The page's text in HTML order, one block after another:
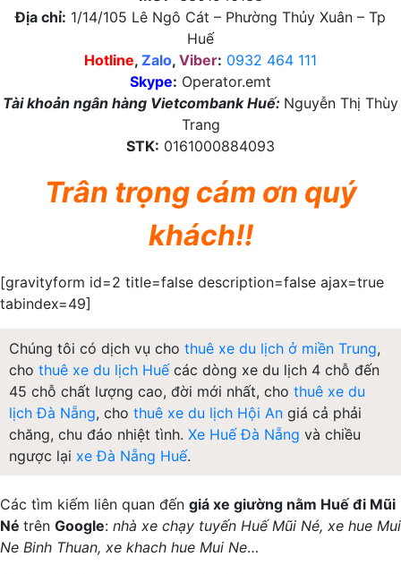
Địa chỉ: 1/14/105 Lê Ngô Cát – Phường Thủy Xuân – Tp
Huế
Hotline, Zalo, Viber: 0932 464 111
Skype: Operator.emt
Tài khoản ngân hàng Vietcombank Huế: Nguyễn Thị Thùy
Trang
STK: 0161000884093
Trân trọng cám ơn quý
khách!!
[gravityform id=2 title=false description=false ajax=true
tabindex=49]
Chúng tôi có dịch vụ cho thuê xe du lịch ở miền Trung,
cho thuê xe du lịch Huếcác dòng xe du lịch 4 chỗ đến
45 chỗ chất lượng cao, đời mới nhất, cho thuê xe du
lịch Đà Nẵng, cho thuê xe du lịch Hội An giá cả phải
chăng, chu đáo nhiệt tình. Xe Huế Đà Nẵng và chiều
ngược lại xe Đà Nẵng Huế.
Các tìm kiếm liên quan đến giá xe giường nằm Huế đi Mũi
Né trên Google: nhà xe chạy tuyến Huế Mũi Né, xe hue Mui
Ne Binh Thuan, xe khach hue Mui Ne…